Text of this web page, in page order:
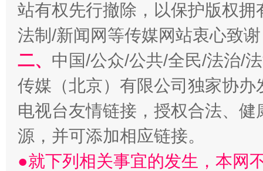
揭开“小金库”的免责幌子
站有权先行撤除，以保护版权
法制/新闻网等传媒网站衷心致
二、 中国/公众/公共/全民/法治/
传媒（北京）有限公司独家协
电视台友情链接，授权合法、
源，并可添加相应链接。
●就下列相关事宜的发生，本网